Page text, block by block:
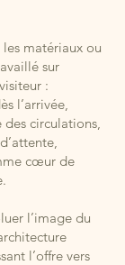
matériaux ou
sur
:
l’arrivée,
circulations,
cœur de
l’image du
l’offre vers